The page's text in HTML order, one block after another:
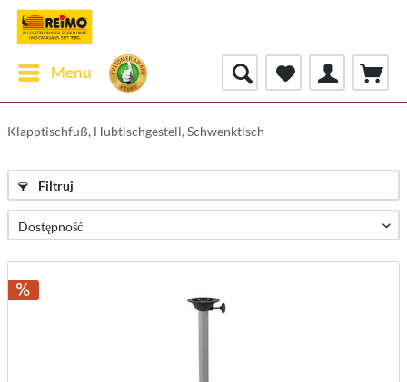
Menu
Klapptischfuß, Hubtischgestell, Schwenktisch
Filtruj